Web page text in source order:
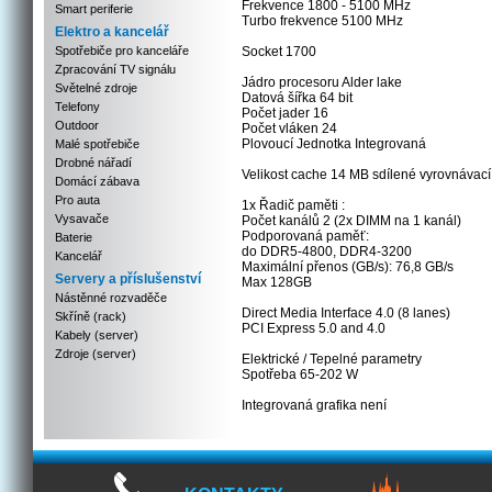
Smart periferie
Elektro a kancelář
Spotřebiče pro kanceláře
Zpracování TV signálu
Světelné zdroje
Telefony
Outdoor
Malé spotřebiče
Drobné nářadí
Domácí zábava
Pro auta
Vysavače
Baterie
Kancelář
Servery a příslušenství
Nástěnné rozvaděče
Skříně (rack)
Kabely (server)
Zdroje (server)
Frekvence 1800 - 5100 MHz
Turbo frekvence 5100 MHz
Socket 1700
Jádro procesoru Alder lake
Datová šířka 64 bit
Počet jader 16
Počet vláken 24
Plovoucí Jednotka Integrovaná
Velikost cache 14 MB sdílené
1x Řadič paměti :
Počet kanálů 2 (2x DIMM na 1 kanál)
Podporovaná paměť:
do DDR5-4800, DDR4-3200
Maximální přenos (GB/s): 76,8 GB/s
Max 128GB
Direct Media Interface 4.0 (8 lanes)
PCI Express 5.0 and 4.0
Elektrické / Tepelné parametry
Spotřeba 65-202 W
Integrovaná grafika není